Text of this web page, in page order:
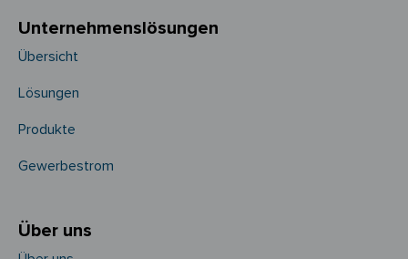
Unternehmens­­lösungen
Übersicht
Lösungen
Produkte
Gewerbestrom
Über uns